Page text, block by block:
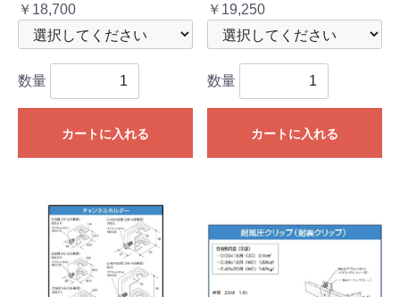
￥18,700
数量
カートに入れる
￥19,250
数量
カートに入れる